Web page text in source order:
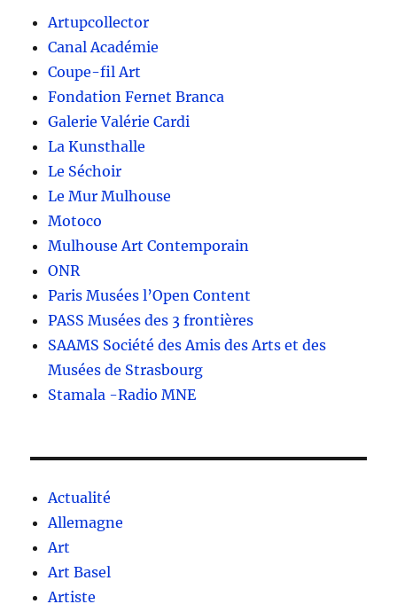
Artupcollector
Canal Académie
Coupe-fil Art
Fondation Fernet Branca
Galerie Valérie Cardi
La Kunsthalle
Le Séchoir
Le Mur Mulhouse
Motoco
Mulhouse Art Contemporain
ONR
Paris Musées l’Open Content
PASS Musées des 3 frontières
SAAMS Société des Amis des Arts et des
Musées de Strasbourg
Stamala -Radio MNE
Actualité
Allemagne
Art
Art Basel
Artiste